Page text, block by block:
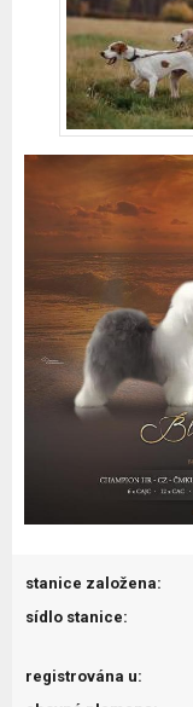
stanice založena:
sídlo stanice:
registrována u: